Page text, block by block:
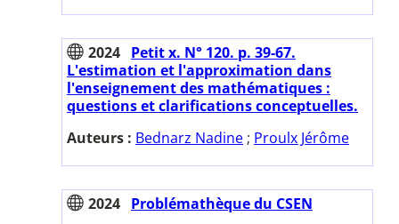
2024 Petit x. N° 120. p. 39-67.
L'estimation et l'approximation dans
l'enseignement des mathématiques :
questions et clarifications conceptuelles.
Auteurs : Bednarz Nadine ; Proulx Jérôme
2024 Problémathèque du CSEN